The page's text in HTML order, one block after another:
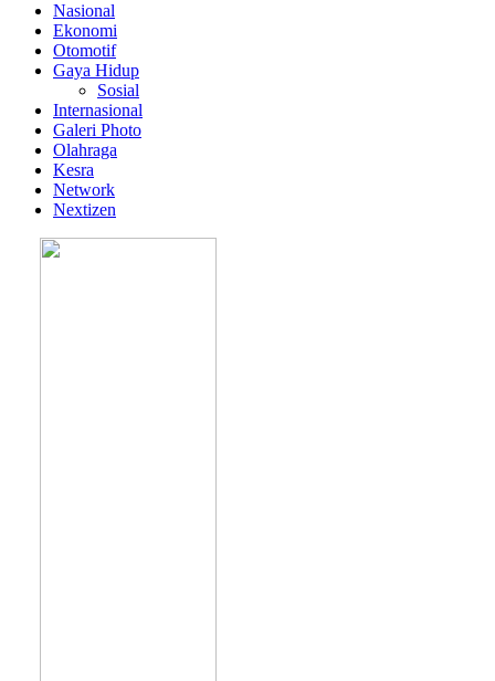
Nasional
Ekonomi
Otomotif
Gaya Hidup
Sosial
Internasional
Galeri Photo
Olahraga
Kesra
Network
Nextizen